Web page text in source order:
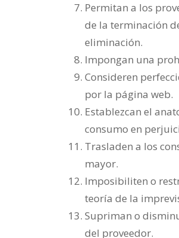
Permitan a los
de la terminación
eliminación.
Impongan una
Consideren
por la página web.
Establezcan el
consumo en
Trasladen a los
mayor.
Imposibiliten o
teoría de la
Supriman o
del proveedor.